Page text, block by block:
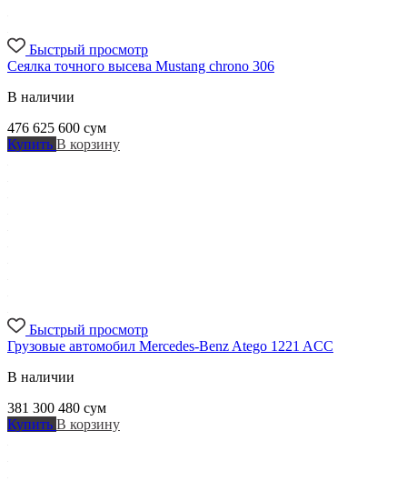
Быстрый просмотр
Сеялка точного высева Mustang chrono 306
В наличии
476 625 600 сум
Купить В корзину
Быстрый просмотр
Грузовые автомобил Mercedes-Benz Atego 1221 ACC
В наличии
381 300 480 сум
Купить В корзину